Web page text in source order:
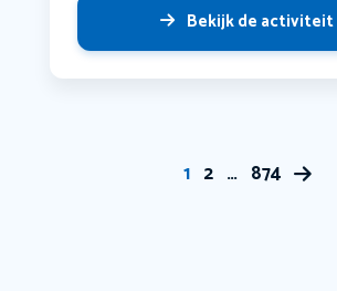
Bekijk de activiteit
1 2 … 874